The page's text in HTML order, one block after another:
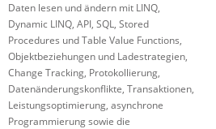
Daten lesen und ändern mit LINQ,
Dynamic LINQ, API, SQL, Stored
Procedures und Table Value Functions,
Objektbeziehungen und Ladestrategien,
Change Tracking, Protokollierung,
Datenänderungskonflikte, Transaktionen,
Leistungsoptimierung, asynchrone
Programmierung sowie die